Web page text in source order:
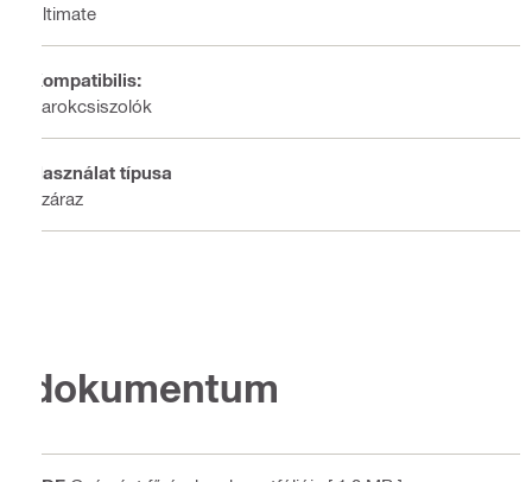
Ultimate
Kompatibilis:
Sarokcsiszolók
Használat típusa
Száraz
dokumentum